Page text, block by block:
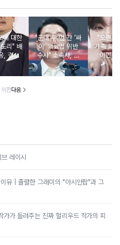
에 대한
리" 배
, 결국
언
"군대 두 번 간 '싸
이' 의료법 위반
수사" 소속사, 수
면제 대리수령 불
찰...
"오랜
가족 되
이민우
이전다음
레이시
유 | 졸렬한 그래미의 "아시안팝"과 그
가 들려주는 진짜 헐리우드 작가의 피